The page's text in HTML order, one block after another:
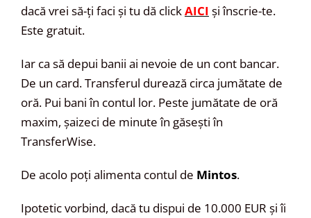
dacă vrei să-ți faci și tu dă clickAICI și înscrie-te.
Este gratuit.
Iar ca să depui banii ai nevoie de un cont bancar.
De un card. Transferul durează circa jumătate de
oră. Pui bani în contul lor. Peste jumătate de oră
maxim, șaizeci de minute în găsești în
TransferWise.
De acolo poți alimenta contul de Mintos.
Ipotetic vorbind, dacă tu dispui de 10.000 EUR și îi